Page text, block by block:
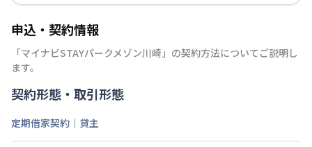
申込・契約情報
「マイナビSTAYパークメゾン川崎 」の契約方法についてご説明し
ます。
契約形態・取引形態
定期借家契約｜貸主